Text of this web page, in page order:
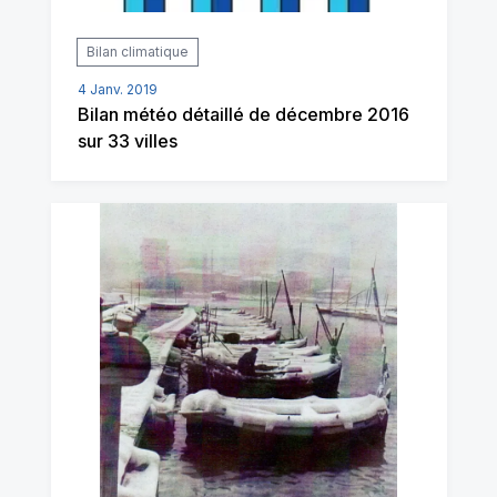
Bilan climatique
4 Janv. 2019
Bilan météo détaillé de décembre 2016
sur 33 villes